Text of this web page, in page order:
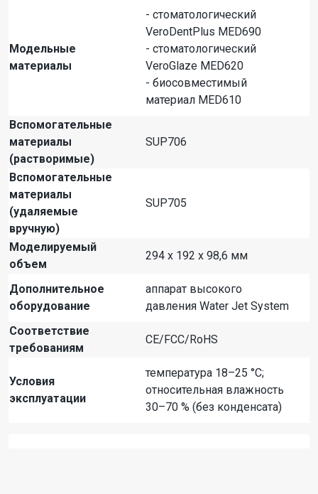
Модельные
материалы
- стоматологический
VeroDentPlus MED690
- стоматологический
VeroGlaze MED620
- биосовместимый
материал MED610
Вспомогательные
материалы
(растворимые)
SUP706
Вспомогательные
материалы
(удаляемые
вручную)
SUP705
Моделируемый
объем
294 x 192 x 98,6 мм
Дополнительное
оборудование
аппарат высокого
давления Water Jet System
Соответствие
требованиям
CE/FCC/RoHS
Условия
эксплуатации
температура 18–25 °C;
относительная влажность
30–70 % (без конденсата)